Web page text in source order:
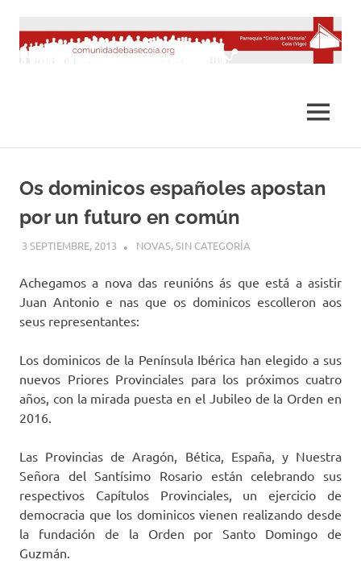
contenido
MENÚ
Os dominicos españoles apostan
por un futuro en común
3 SEPTIEMBRE, 2013 DESARROLLO
NOVAS,SIN CATEGORÍA
Achegamos a nova das reunións ás que está a asistir
Juan Antonio e nas que os dominicos escolleron aos
seus representantes:
Los dominicos de la Península Ibérica han elegido a sus
nuevos Priores Provinciales para los próximos cuatro
años, con la mirada puesta en el Jubileo de la Orden en
2016.
Las Provincias de Aragón, Bética, España, y Nuestra
Señora del Santísimo Rosario están celebrando sus
respectivos Capítulos Provinciales, un ejercicio de
democracia que los dominicos vienen realizando desde
la fundación de la Orden por Santo Domingo de
Guzmán.